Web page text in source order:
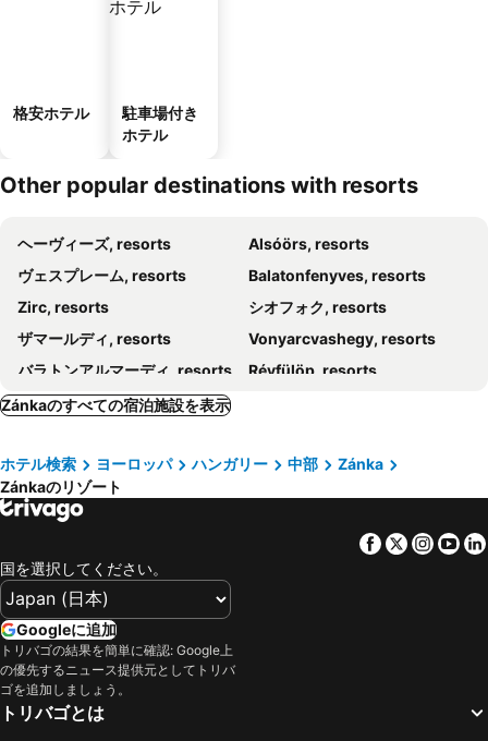
格安ホテル
駐車場付き
ホテル
Other popular destinations with resorts
ヘーヴィーズ, resorts
Alsóörs, resorts
ヴェスプレーム, resorts
Balatonfenyves, resorts
Zirc, resorts
シオフォク, resorts
ザマールディ, resorts
Vonyarcvashegy, resorts
バラトンアルマーディ, resorts
Révfülöp, resorts
バラトンフレド, resorts
Zánkaのすべての宿泊施設を表示
ホテル検索 ヨーロッパ ハンガリー 中部
Zánka
Zánkaのリゾート
Facebook
Twitter
国を選択してください。
Googleに追加
トリバゴの結果を簡単に確認: Google上
の優先するニュース提供元としてトリバ
ゴを追加しましょう。
トリバゴとは